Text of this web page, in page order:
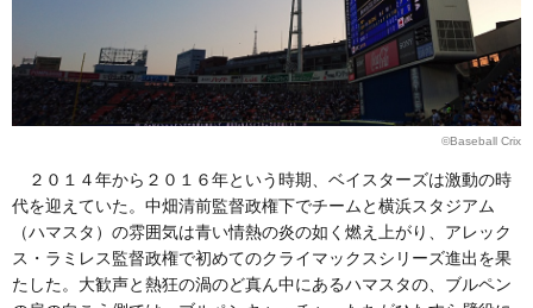
©Baseball Crix
２０１４年から２０１６年という時期、ベイスターズは激動の時
代を迎えていた。中畑清前監督政権下でチームと横浜スタジアム
（ハマスタ）の雰囲気は青い情熱の炎の如く燃え上がり、アレック
ス・ラミレス監督政権で初めてのクライマックスシリーズ進出を果
たした。大歓声と熱狂の渦のど真ん中にあるハマスタの、ブルペン